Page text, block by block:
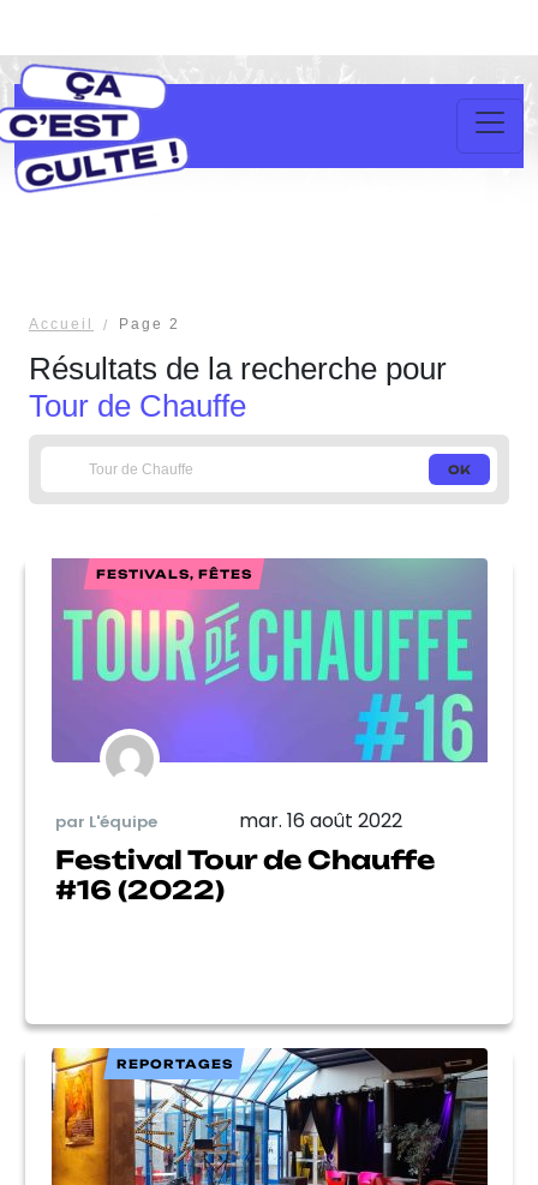
Accueil Page 2
Résultats de la recherche pour
Tour de Chauffe
FESTIVALS, FÊTES
par L'équipe mar. 16 août 2022
Festival Tour de Chauffe
#16 (2022)
REPORTAGES